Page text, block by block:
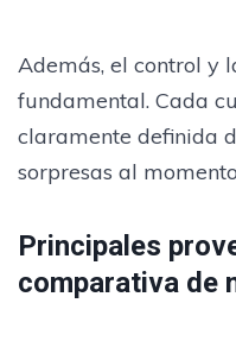
Además, el control y
fundamental. Cada
claramente definida
sorpresas al
Principales
comparativa de